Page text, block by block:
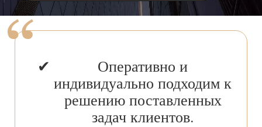
Оперативно и
индивидуально подходим к
решению поставленных
задач клиентов.